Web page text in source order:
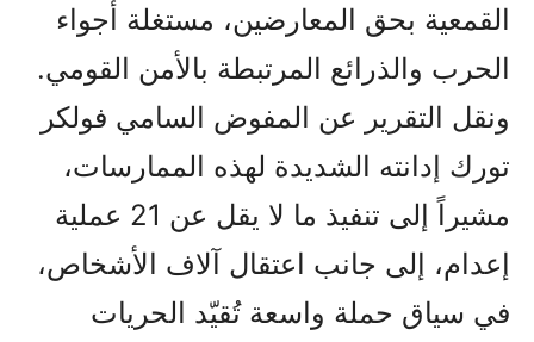
القمعية بحق المعارضين، مستغلة أجواء
الحرب والذرائع المرتبطة بالأمن القومي.
ونقل التقرير عن المفوض السامي فولكر
تورك إدانته الشديدة لهذه الممارسات،
مشيراً إلى تنفيذ ما لا يقل عن 21 عملية
إعدام، إلى جانب اعتقال آلاف الأشخاص،
في سياق حملة واسعة تُقيّد الحريات